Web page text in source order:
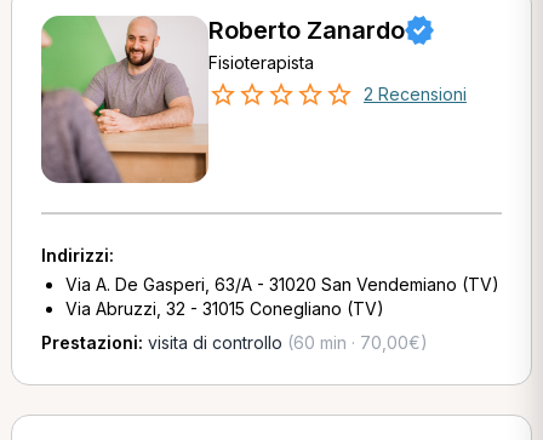
Roberto Zanardo
Fisioterapista
2 Recensioni
Indirizzi:
Via A. De Gasperi, 63/A - 31020 San Vendemiano (TV)
Via Abruzzi, 32 - 31015 Conegliano (TV)
Prestazioni: visita di controllo (60 min · 70,00€)